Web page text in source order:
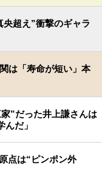
央超え”衝撃のギャラ
は「寿命が短い」本
”だった井上謙さんは
んだ」
点は“ピンポン外